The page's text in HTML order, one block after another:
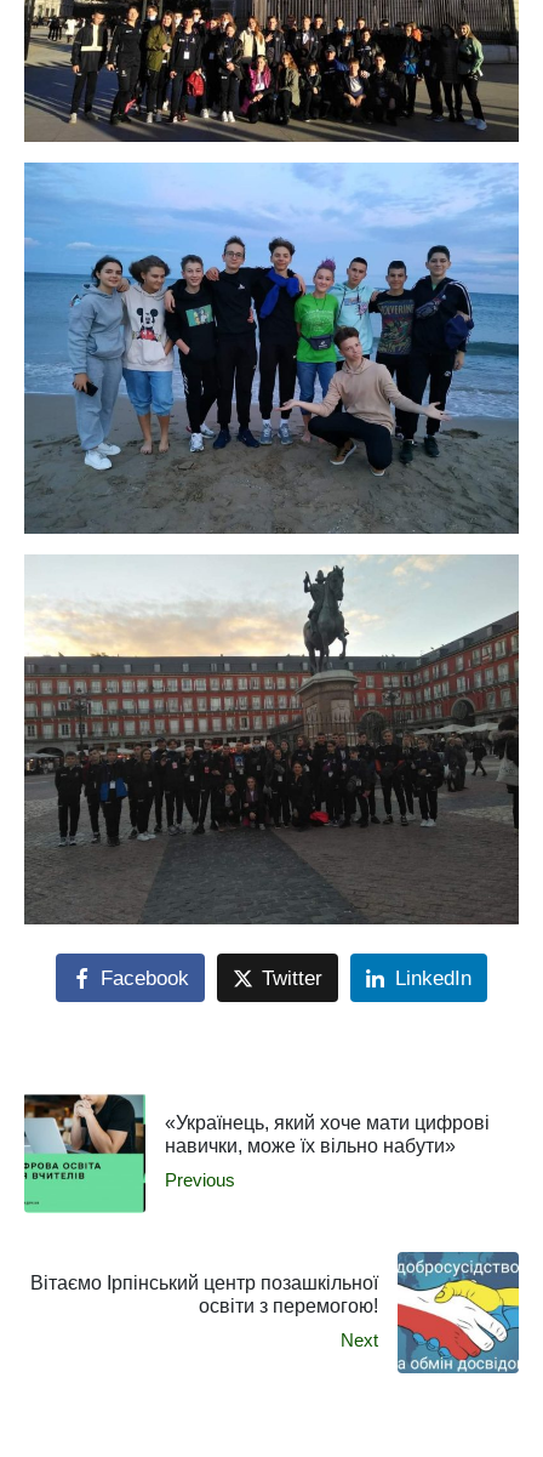
Facebook Twitter LinkedIn
«Українець, який хоче мати цифрові
навички, може їх вільно набути»
Previous
Вітаємо Ірпінський центр позашкільної
освіти з перемогою!
Next